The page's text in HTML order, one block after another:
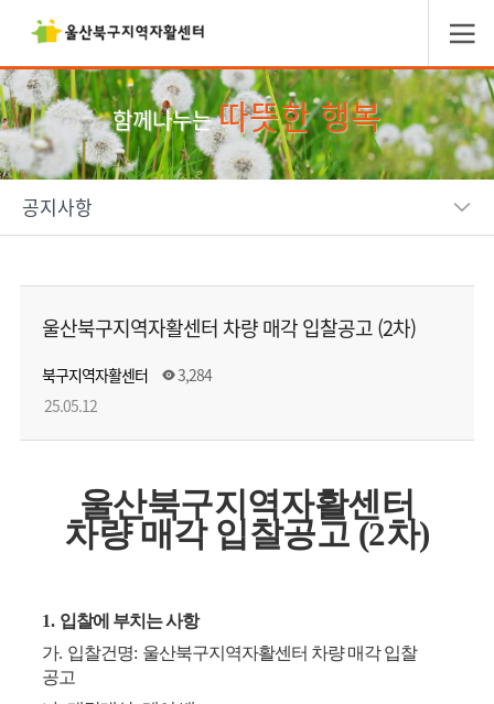
함께나누는따뜻한 행복
공지사항
울산북구지역자활센터 차량 매각 입찰공고 (2차)
북구지역자활센터
3,284
25.05.12
울산북구지역자활센터
차량 매각 입찰공고 (2차)
1. 입찰에 부치는 사항
가. 입찰건명: 울산북구지역자활센터 차량 매각 입찰
공고